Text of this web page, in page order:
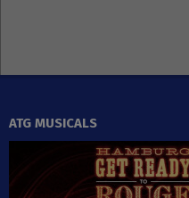
ATG MUSICALS